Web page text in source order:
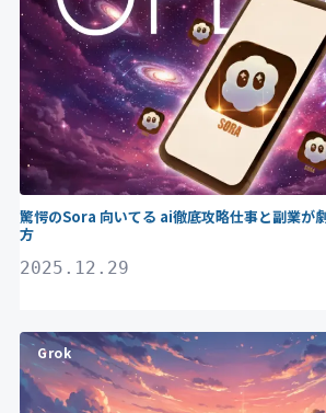
驚愕のSora 向いてる ai徹底攻略仕事と副業が
方
2025.12.29
Grok